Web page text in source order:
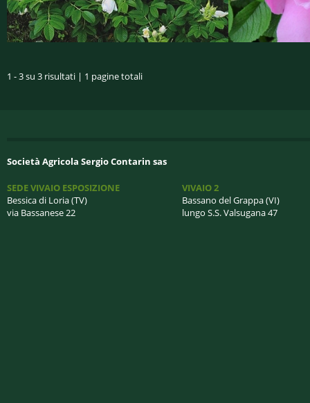
1 - 3 su 3 risultati | 1 pagine totali
Società Agricola Sergio Contarin sas
SEDE VIVAIO ESPOSIZIONE
Bessica di Loria (TV)
via Bassanese 22
VIVAIO 2
Bassano del Grappa (VI)
lungo S.S. Valsugana 47